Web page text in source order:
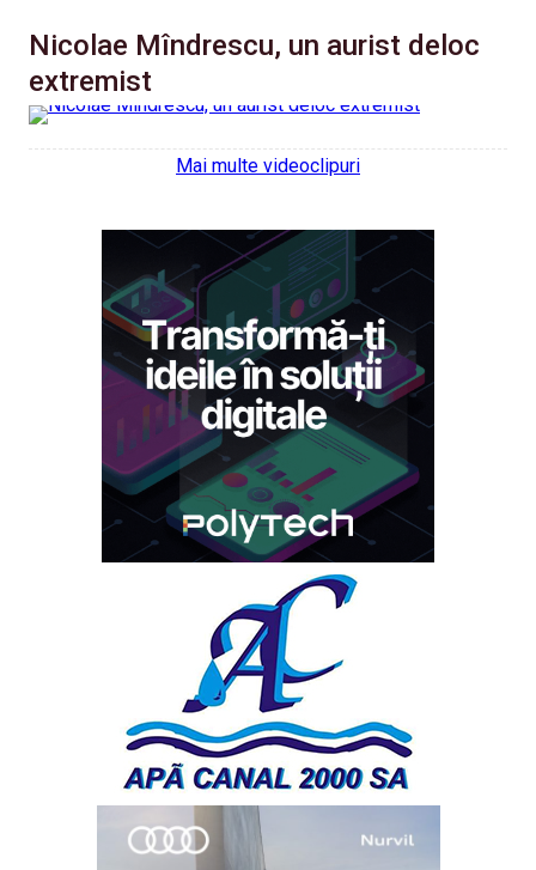
Nicolae Mîndrescu, un aurist deloc
extremist
Mai multe videoclipuri